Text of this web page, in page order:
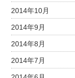
2014年10月
2014年9月
2014年8月
2014年7月